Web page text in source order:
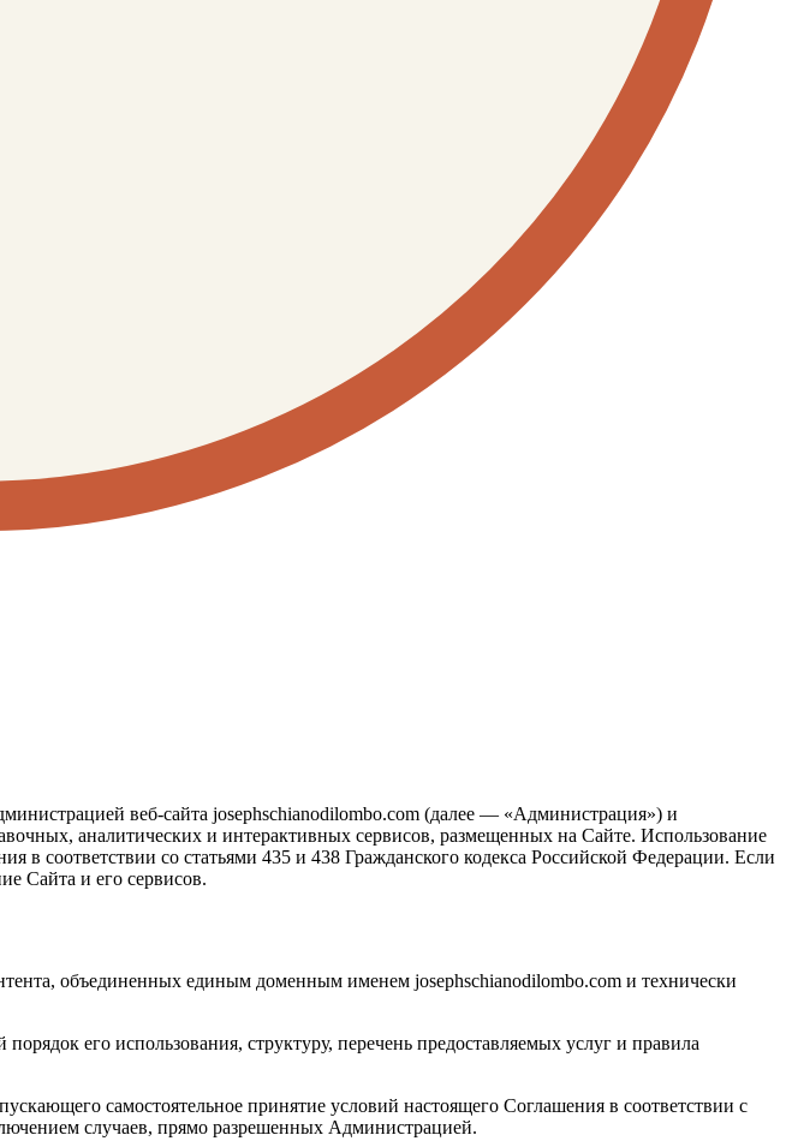
веб-сайта josephschianodilombo.com (далее — «Администрация») и
аналитических и интерактивных сервисов, размещенных на Сайте. Использование
в соответствии со статьями 435 и 438 Гражданского кодекса Российской Федерации. Если
Сайта и его сервисов.
объединенных единым доменным именем josephschianodilombo.com и технически
его использования, структуру, перечень предоставляемых услуг и правила
самостоятельное принятие условий настоящего Соглашения в соответствии с
случаев, прямо разрешенных Администрацией.